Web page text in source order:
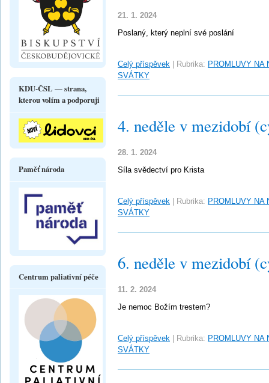
21. 1. 2024
Poslaný, který neplní své poslání
Celý příspěvek Rubrika: PROMLUVY NA
SVÁTKY
4. neděle v mezidobí
28. 1. 2024
Síla svědectví pro Krista
Celý příspěvek Rubrika: PROMLUVY NA
SVÁTKY
6. neděle v mezidobí
11. 2. 2024
Je nemoc Božím trestem?
Celý příspěvek Rubrika: PROMLUVY NA
SVÁTKY
KDU-ČSL — strana,
kterou volím a podporuji
Paměť národa
Centrum paliativní péče